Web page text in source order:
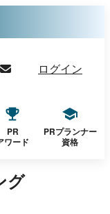
ログイン
PR
ワード
PRプランナー
資格
グ